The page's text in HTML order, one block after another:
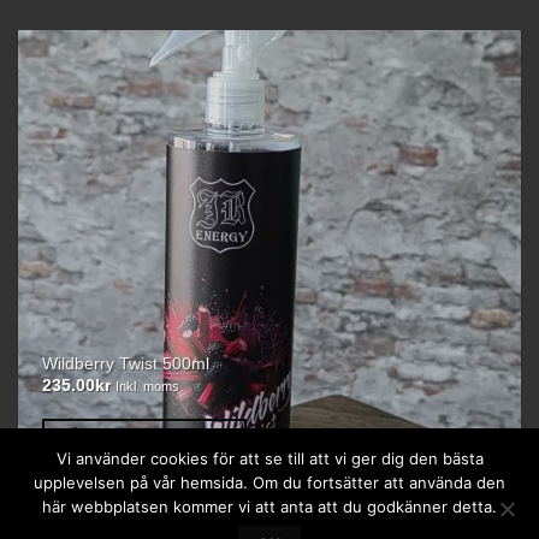
Wildberry Twist 500ml
235.00 kr Inkl. moms
Vi använder cookies för att se till att vi ger dig den bästa
upplevelsen på vår hemsida. Om du fortsätter att använda den
här webbplatsen kommer vi att anta att du godkänner detta.